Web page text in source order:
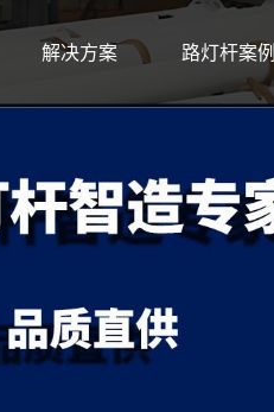
解决方案 路灯杆案例